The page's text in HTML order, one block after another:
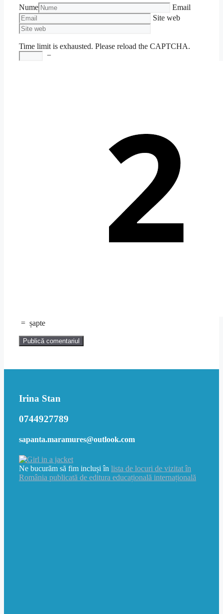
Nume
Email
Site web
Time limit is exhausted. Please reload the CAPTCHA.
−
= șapte
Irina Stan
0744927789
sapanta.maramures@outlook.com
Ne bucurăm să fim incluși în lista de locuri de vizitat în
România publicată de editura educațională internațională